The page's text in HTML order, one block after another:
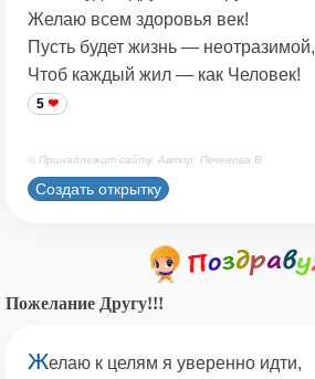
Желаю всем здоровья век!
Пусть будет жизнь — неотразимой,
Чтоб каждый жил — как Человек!
5
© Принадлежит сайту. Автор: Печенова В.
Создать открытку
Пожелание Другу!!!
Желаю к целям я уверенно идти,